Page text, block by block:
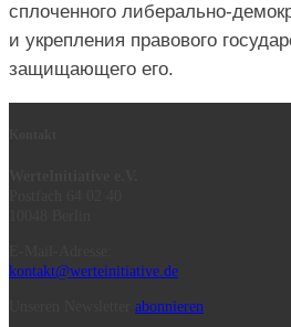
сплоченного либерально-
и укрепления правового
защищающего его.
kontakt@werteinitiative.de
abonnieren